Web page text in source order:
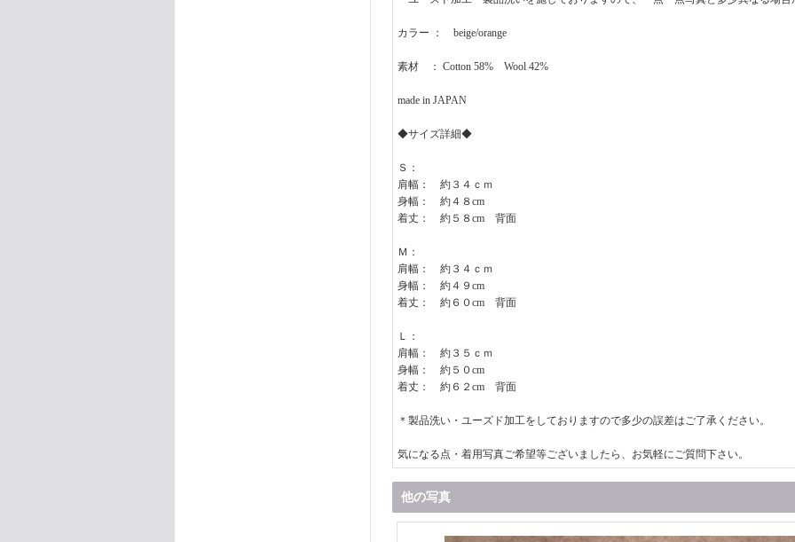
カラー ： beige/orange
素材 ： Cotton 58% Wool 42%
made in JAPAN
◆サイズ詳細◆
Ｓ：
肩幅： 約３４ｃｍ
身幅： 約４８cm
着丈： 約５８cm 背面
Ｍ：
肩幅： 約３４ｃｍ
身幅： 約４９cm
着丈： 約６０cm 背面
Ｌ：
肩幅： 約３５ｃｍ
身幅： 約５０cm
着丈： 約６２cm 背面
＊製品洗い・ユーズド加工をしておりますので多少の誤差はご了承ください。
気になる点・着用写真ご希望等ございましたら、お気軽にご質問下さい。
他の写真